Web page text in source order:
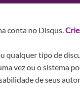
conta no Disqus.
qualquer tipo de
vez ou o sistema
de seus